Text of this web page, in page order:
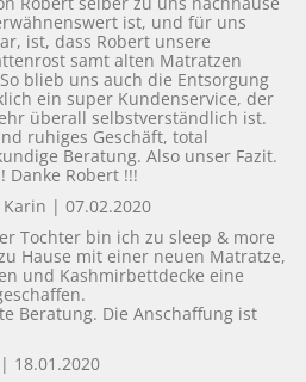
ist, und für uns
ist, dass Robert unsere
samt alten Matratzen
blieb uns auch die Entsorgung
ein super Kundenservice, der
überall selbstverständlich ist.
ruhiges Geschäft, total
Beratung. Also unser Fazit.
Robert !!!
Karin | 07.02.2020
Tochter bin ich zu sleep & more
Hause mit einer neuen Matratze,
und Kashmirbettdecke eine
Beratung. Die Anschaffung ist
18.01.2020